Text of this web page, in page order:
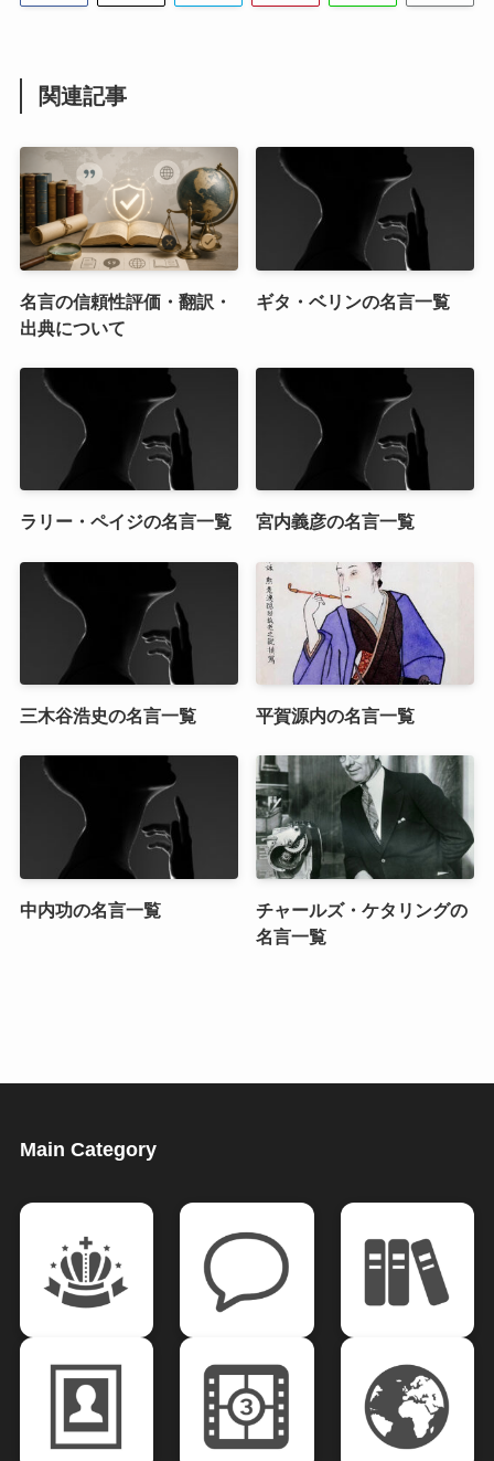
関連記事
名言の信頼性評価・翻訳・
出典について
ギタ・ベリンの名言一覧
ラリー・ペイジの名言一覧 宮内義彦の名言一覧
三木谷浩史の名言一覧 平賀源内の名言一覧
中内功の名言一覧
チャールズ・ケタリングの
名言一覧
Main Category